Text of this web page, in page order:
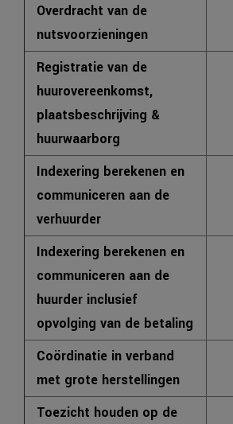
Overdracht van de
nutsvoorzieningen
Registratie van de
huurovereenkomst,
plaatsbeschrijving &
huurwaarborg
Indexering berekenen en
communiceren aan de
verhuurder
Indexering berekenen en
communiceren aan de
huurder inclusief
opvolging van de betaling
Coördinatie in verband
met grote herstellingen
Toezicht houden op de